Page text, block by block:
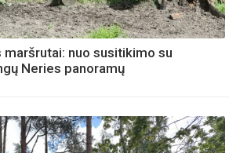
nuo susitikimo su
Neries panoramų